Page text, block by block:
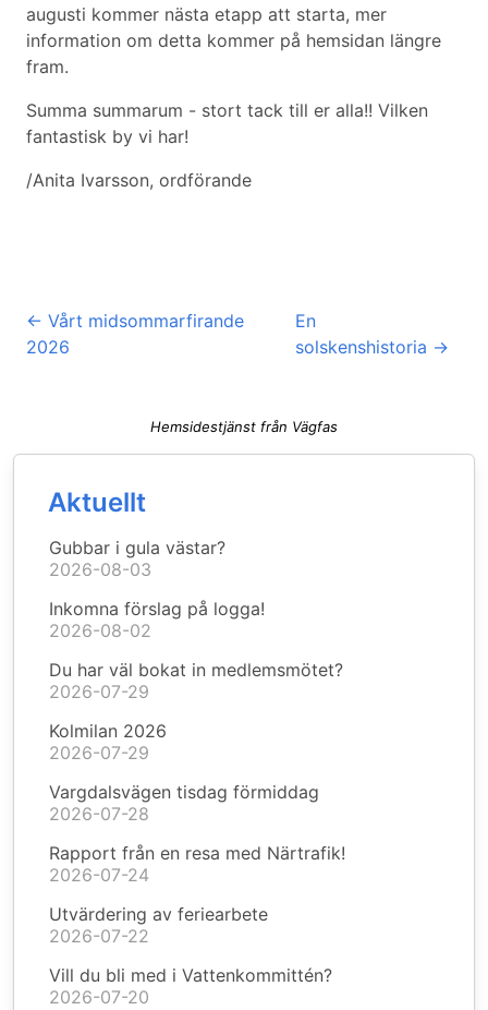
augusti kommer nästa etapp att starta, mer
information om detta kommer på hemsidan längre
fram.
Summa summarum - stort tack till er alla!! Vilken
fantastisk by vi har!
/Anita Ivarsson, ordförande
← Vårt midsommarfirande
2026
En
solskenshistoria →
Hemsidestjänst från Vägfas
Aktuellt
Gubbar i gula västar?
2026-08-03
Inkomna förslag på logga!
2026-08-02
Du har väl bokat in medlemsmötet?
2026-07-29
Kolmilan 2026
2026-07-29
Vargdalsvägen tisdag förmiddag
2026-07-28
Rapport från en resa med Närtrafik!
2026-07-24
Utvärdering av feriearbete
2026-07-22
Vill du bli med i Vattenkommittén?
2026-07-20